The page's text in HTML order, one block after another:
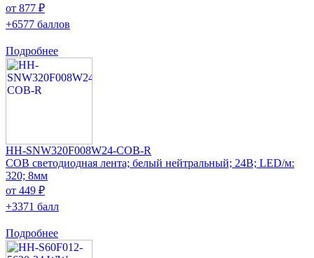
от 877 ₽
+6577 баллов
Подробнее
HH-SNW320F008W24-COB-R
COB светодиодная лента; белый нейтральный; 24В; LED/м:
320; 8мм
от 449 ₽
+3371 балл
Подробнее